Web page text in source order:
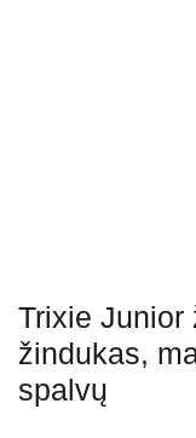
Trixie Junior
žindukas,
spalvų